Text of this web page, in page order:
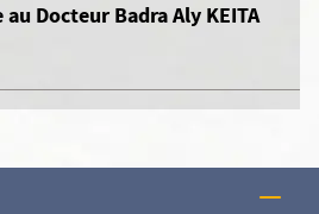
Docteur Badra Aly KEITA